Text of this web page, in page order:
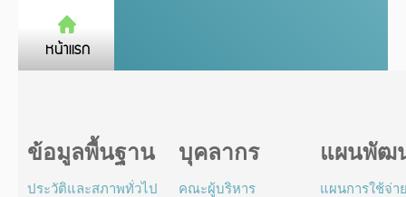
ข้อมูลพื้นฐาน
ประวัติและสภาพทั่วไป
บุคลากร
คณะผู้บริหาร
แผนพัฒ
แผนการใช้จ่า